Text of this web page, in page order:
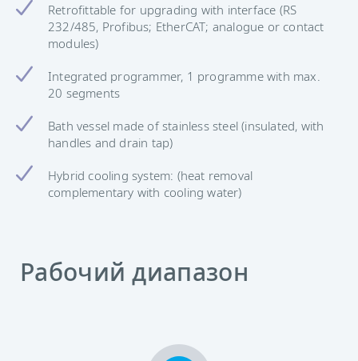
Retrofittable for upgrading with interface (RS
232/485, Profibus; EtherCAT; analogue or contact
modules)
Integrated programmer, 1 programme with max.
20 segments
Bath vessel made of stainless steel (insulated, with
handles and drain tap)
Hybrid cooling system: (heat removal
complementary with cooling water)
Рабочий диапазон